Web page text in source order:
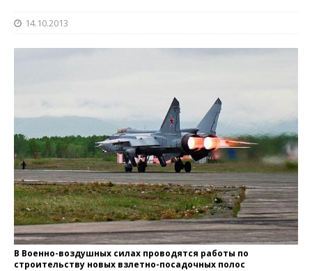
14.10.2013
В Военно-воздушных силах проводятся работы по
строительству новых взлетно-посадочных полос